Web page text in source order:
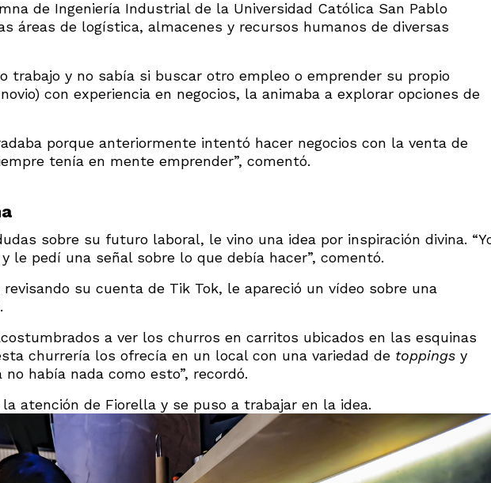
de Ingeniería Industrial de la Universidad Católica San Pablo
áreas de logística, almacenes y recursos humanos de diversas
trabajo y no sabía si buscar otro empleo o emprender su propio
con experiencia en negocios, la animaba a explorar opciones de
porque anteriormente intentó hacer negocios con la venta de
tenía en mente emprender”, comentó.
sobre su futuro laboral, le vino una idea por inspiración divina.
le pedí una señal sobre lo que debía hacer”, comentó.
su cuenta de Tik Tok, le apareció un vídeo sobre una
a ver los churros en carritos ubicados en las esquinas
churrería los ofrecía en un local con una variedad de toppings y
no había nada como esto”, recordó.
atención de Fiorella y se puso a trabajar en la idea.